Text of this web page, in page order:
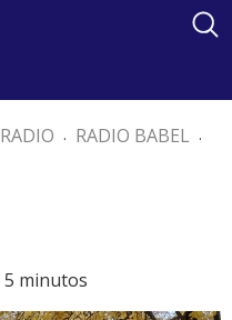
RADIO . RADIO BABEL .
5 minutos